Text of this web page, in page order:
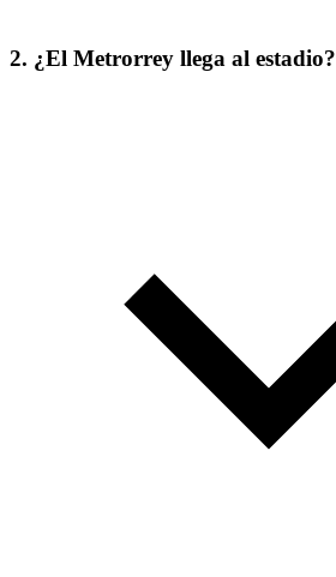
2. ¿El Metrorrey llega al estadio?